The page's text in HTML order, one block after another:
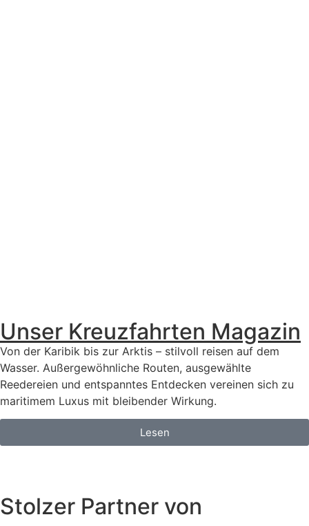
Unser Kreuzfahrten Magazin
Von der Karibik bis zur Arktis – stilvoll reisen auf dem
Wasser. Außergewöhnliche Routen, ausgewählte
Reedereien und entspanntes Entdecken vereinen sich zu
maritimem Luxus mit bleibender Wirkung.
Lesen
Stolzer Partner von